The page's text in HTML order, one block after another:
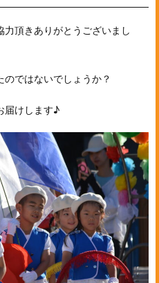
頂きありがとうございまし
ではないでしょうか？
届けします♪